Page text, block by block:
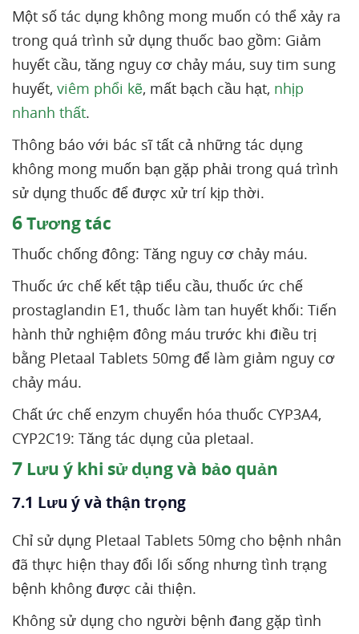
Một số tác dụng không mong muốn có thể xảy ra
trong quá trình sử dụng thuốc bao gồm: Giảm
huyết cầu, tăng nguy cơ chảy máu, suy tim sung
huyết, viêm phổi kẽ, mất bạch cầu hạt, nhịp
nhanh thất.
Thông báo với bác sĩ tất cả những tác dụng
không mong muốn bạn gặp phải trong quá trình
sử dụng thuốc để được xử trí kịp thời.
6Tương tác
Thuốc chống đông: Tăng nguy cơ chảy máu.
Thuốc ức chế kết tập tiểu cầu, thuốc ức chế
prostaglandin E1, thuốc làm tan huyết khối: Tiến
hành thử nghiệm đông máu trước khi điều trị
bằng Pletaal Tablets 50mg để làm giảm nguy cơ
chảy máu.
Chất ức chế enzym chuyển hóa thuốc CYP3A4,
CYP2C19: Tăng tác dụng của pletaal.
7 Lưu ý khi sử dụng và bảo quản
7.1 Lưu ý và thận trọng
Chỉ sử dụng Pletaal Tablets 50mg cho bệnh nhân
đã thực hiện thay đổi lối sống nhưng tình trạng
bệnh không được cải thiện.
Không sử dụng cho người bệnh đang gặp tình